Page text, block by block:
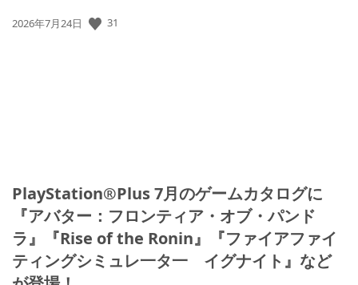
公
2026年7月24日 31
PlayStation®Plus 7月のゲームカタログに
『アバター：フロンティア・オブ・パンド
ラ』『Rise of the Ronin』『ファイアファイ
ティングシミュレ一タ一 イグナイト』など